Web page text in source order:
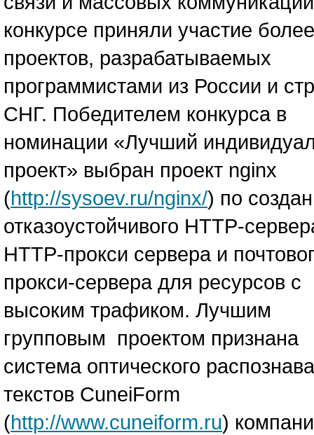
конкурсе приняли участие
проектов, разрабатываемых
программистами из России и
СНГ. Победителем конкурса в
номинации «Лучший
проект» выбран проект nginx
(http://sysoev.ru/nginx/) по
отказоустойчивого HTTP-
HTTP-прокси сервера и
прокси-сервера для ресурсов с
высоким трафиком. Лучшим
групповым проектом признана
система оптического
текстов CuneiForm
(http://www.cuneiform.ru)